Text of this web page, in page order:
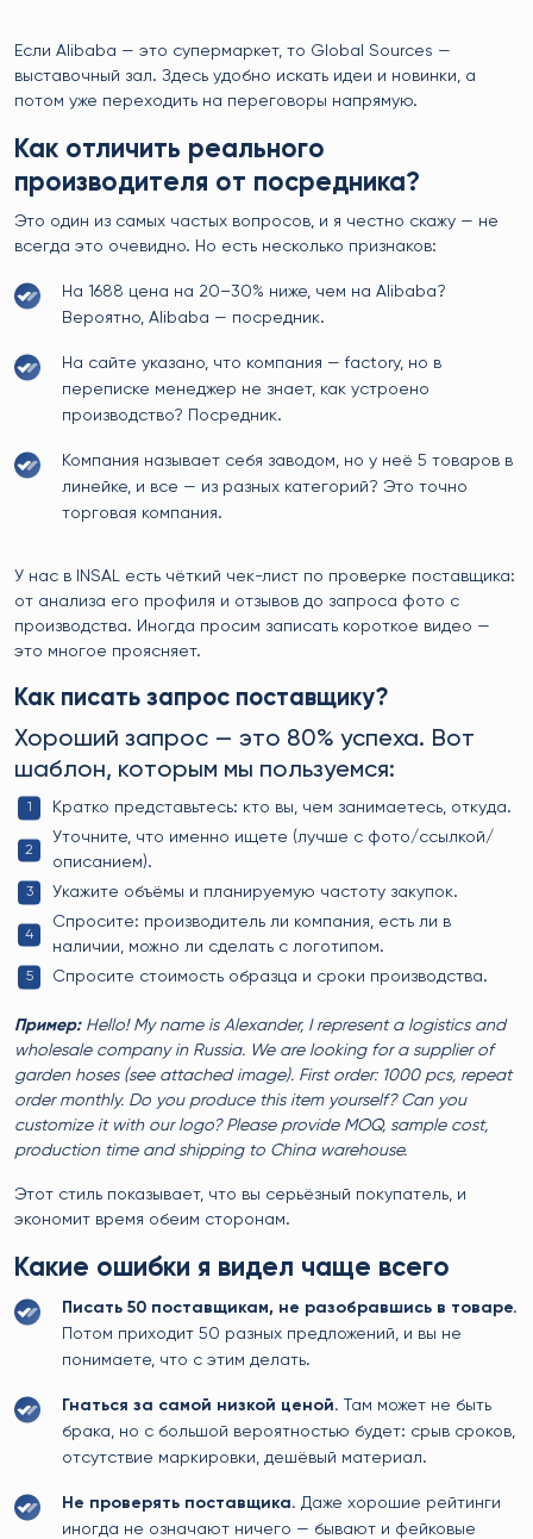
Если Alibaba — это супермаркет, то Global Sources —
выставочный зал. Здесь удобно искать идеи и новинки, а
потом уже переходить на переговоры напрямую.
Как отличить реального
производителя от посредника?
Это один из самых частых вопросов, и я честно скажу — не
всегда это очевидно. Но есть несколько признаков:
На 1688 цена на 20–30% ниже, чем на Alibaba?
Вероятно, Alibaba — посредник.
На сайте указано, что компания — factory, но в
переписке менеджер не знает, как устроено
производство? Посредник.
Компания называет себя заводом, но у неё 5 товаров в
линейке, и все — из разных категорий? Это точно
торговая компания.
У нас в INSAL есть чёткий чек-лист по проверке поставщика:
от анализа его профиля и отзывов до запроса фото с
производства. Иногда просим записать короткое видео —
это многое проясняет.
Как писать запрос поставщику?
Хороший запрос — это 80% успеха. Вот
шаблон, которым мы пользуемся:
Кратко представьтесь: кто вы, чем занимаетесь, откуда.
Уточните, что именно ищете (лучше с фото/ссылкой/
описанием).
Укажите объёмы и планируемую частоту закупок.
Спросите: производитель ли компания, есть ли в
наличии, можно ли сделать с логотипом.
Спросите стоимость образца и сроки производства.
Пример: Hello! My name is Alexander, I represent a logistics and
wholesale company in Russia. We are looking for a supplier of
garden hoses (see attached image). First order: 1000 pcs, repeat
order monthly. Do you produce this item yourself? Can you
customize it with our logo? Please provide MOQ, sample cost,
production time and shipping to China warehouse.
Этот стиль показывает, что вы серьёзный покупатель, и
экономит время обеим сторонам.
Какие ошибки я видел чаще всего
Писать 50 поставщикам, не разобравшись в товаре.
Потом приходит 50 разных предложений, и вы не
понимаете, что с этим делать.
Гнаться за самой низкой ценой. Там может не быть
брака, но с большой вероятностью будет: срыв сроков,
отсутствие маркировки, дешёвый материал.
Не проверять поставщика. Даже хорошие рейтинги
иногда не означают ничего — бывают и фейковые